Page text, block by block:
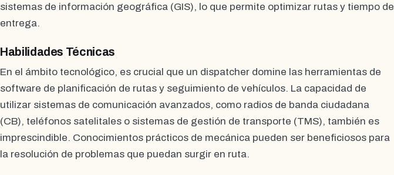
sistemas de información geográfica (GIS), lo que permite optimizar rutas y tiempo de
entrega.
Habilidades Técnicas
En el ámbito tecnológico, es crucial que un dispatcher domine las herramientas de
software de planificación de rutas y seguimiento de vehículos. La capacidad de
utilizar sistemas de comunicación avanzados, como radios de banda ciudadana
(CB), teléfonos satelitales o sistemas de gestión de transporte (TMS), también es
imprescindible. Conocimientos prácticos de mecánica pueden ser beneficiosos para
la resolución de problemas que puedan surgir en ruta.